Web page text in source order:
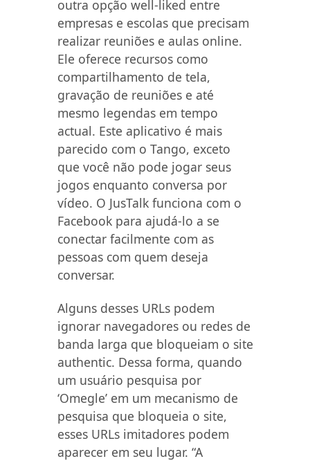
outra opção well-liked entre
empresas e escolas que precisam
realizar reuniões e aulas online.
Ele oferece recursos como
compartilhamento de tela,
gravação de reuniões e até
mesmo legendas em tempo
actual. Este aplicativo é mais
parecido com o Tango, exceto
que você não pode jogar seus
jogos enquanto conversa por
vídeo. O JusTalk funciona com o
Facebook para ajudá-lo a se
conectar facilmente com as
pessoas com quem deseja
conversar.
Alguns desses URLs podem
ignorar navegadores ou redes de
banda larga que bloqueiam o site
authentic. Dessa forma, quando
um usuário pesquisa por
‘Omegle’ em um mecanismo de
pesquisa que bloqueia o site,
esses URLs imitadores podem
aparecer em seu lugar. “A